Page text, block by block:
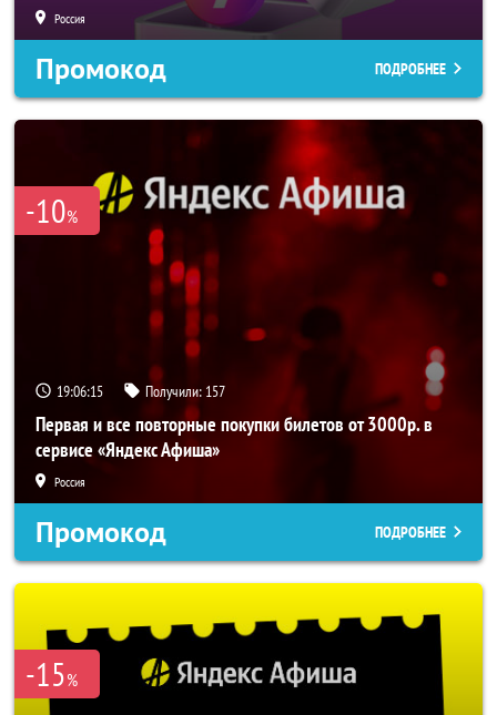
Россия
Промокод ПОДРОБНЕЕ
-10%
19:06:15 Получили: 157
Первая и все повторные покупки билетов от 3000р. в
сервисе «Яндекс Афиша»
Россия
Промокод ПОДРОБНЕЕ
-15%